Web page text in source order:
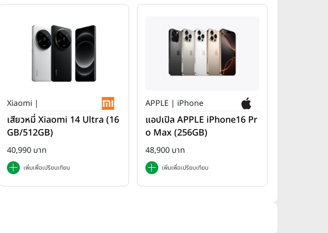
Xiaomi |
เสียวหมี่ Xiaomi 14 Ultra (16
GB/512GB)
40,990 บาท
เพิ่มเพื่อเปรียบเทียบ
APPLE | iPhone
แอปเปิล APPLE iPhone16 Pr
o Max (256GB)
48,900 บาท
เพิ่มเพื่อเปรียบเทียบ